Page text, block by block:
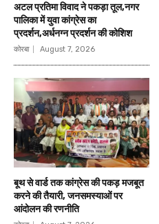
अटल प्रतिमा विवाद ने पकड़ा तूल,नगर
पालिका में युवा कांग्रेस का
प्रदर्शन,अर्धनग्न प्रदर्शन की कोशिश
कोरबा August 7, 2026
बूथ से वार्ड तक कांग्रेस की पकड़ मजबूत
करने की तैयारी, जनसमस्याओं पर
आंदोलन की रणनीति